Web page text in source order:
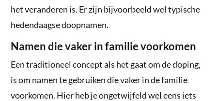
het veranderen is. Er zijn bijvoorbeeld wel typische
hedendaagse doopnamen.
Namen die vaker in familie voorkomen
Een traditioneel concept als het gaat om de doping,
is om namen te gebruiken die vaker in de familie
voorkomen. Hier heb je ongetwijfeld wel eens iets